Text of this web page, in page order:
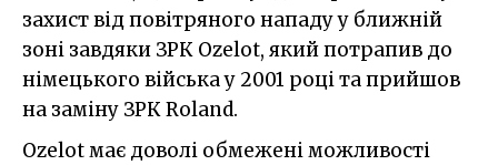
захист від повітряного нападу у ближній
зоні завдяки ЗРК Ozelot, який потрапив до
німецького війська у 2001 році та прийшов
на заміну ЗРК Roland.
Ozelot має доволі обмежені можливості